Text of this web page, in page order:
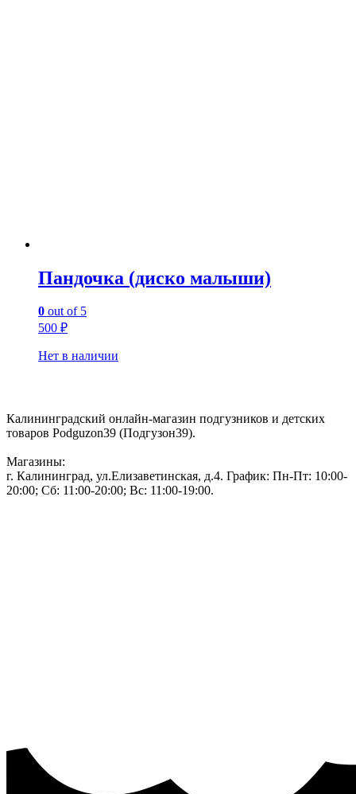
Пандочка (диско малыши)
0 out of 5
500 ₽
Нет в наличии
Калининградский онлайн-магазин подгузников и детских
товаров Podguzon39 (Подгузон39).
Магазины:
г. Калининград, ул.Елизаветинская, д.4. График: Пн-Пт: 10:00-
20:00; Сб: 11:00-20:00; Вс: 11:00-19:00.